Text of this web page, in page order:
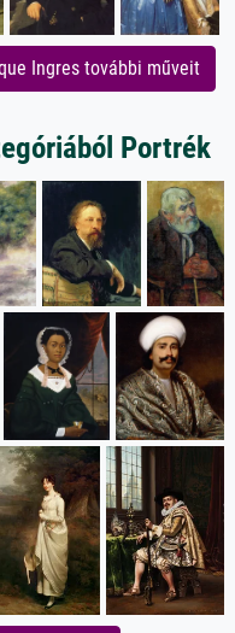
Ingres további műveit
Portrék